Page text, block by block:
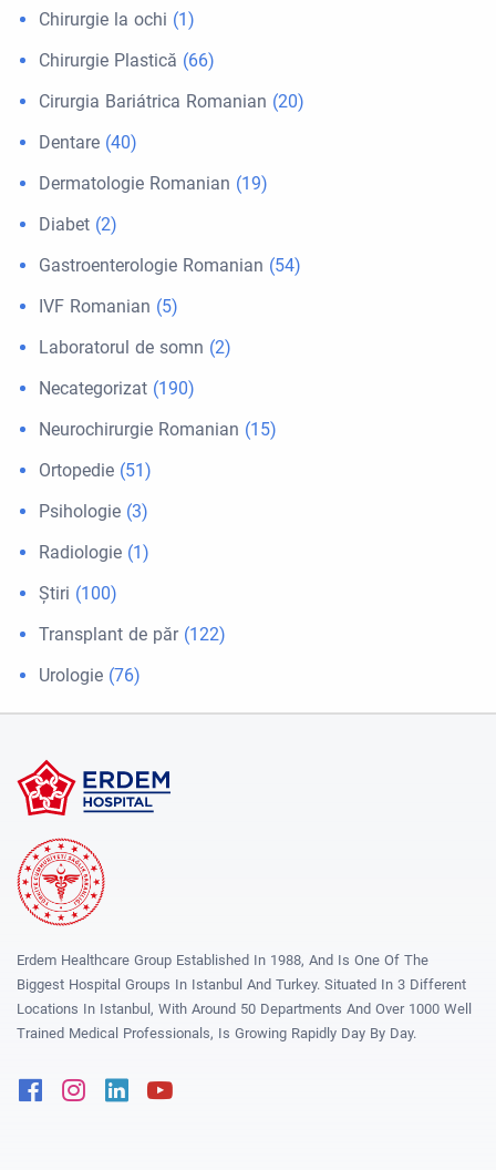
Chirurgie la ochi (1)
Chirurgie Plastică (66)
Cirurgia Bariátrica Romanian (20)
Dentare (40)
Dermatologie Romanian (19)
Diabet (2)
Gastroenterologie Romanian (54)
IVF Romanian (5)
Laboratorul de somn (2)
Necategorizat (190)
Neurochirurgie Romanian (15)
Ortopedie (51)
Psihologie (3)
Radiologie (1)
Ştiri (100)
Transplant de păr(122)
Urologie (76)
Erdem Healthcare Group Established In 1988, And Is One Of The
Biggest Hospital Groups In Istanbul And Turkey. Situated In 3 Different
Locations In Istanbul, With Around 50 Departments And Over 1000 Well
Trained Medical Professionals, Is Growing Rapidly Day By Day.
FacebookInstagram
Linkedin